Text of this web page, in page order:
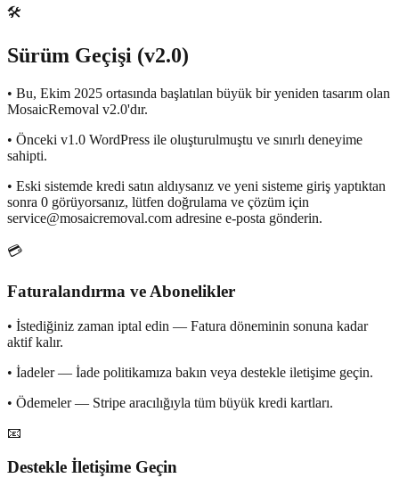
🛠️
Sürüm Geçişi (v2.0)
• Bu, Ekim 2025 ortasında başlatılan büyük bir yeniden tasarım olan
MosaicRemoval v2.0'dır.
• Önceki v1.0 WordPress ile oluşturulmuştu ve sınırlı deneyime
sahipti.
• Eski sistemde kredi satın aldıysanız ve yeni sisteme giriş yaptıktan
sonra 0 görüyorsanız, lütfen doğrulama ve çözüm için
service@mosaicremoval.com adresine e-posta gönderin.
💳
Faturalandırma ve Abonelikler
• İstediğiniz zaman iptal edin — Fatura döneminin sonuna kadar
aktif kalır.
• İadeler — İade politikamıza bakın veya destekle iletişime geçin.
• Ödemeler — Stripe aracılığıyla tüm büyük kredi kartları.
📧
Destekle İletişime Geçin